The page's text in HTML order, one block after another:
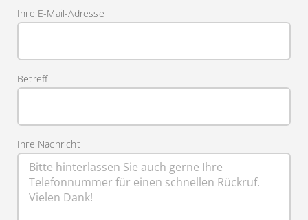
Ihre E-Mail-Adresse
Betreff
Ihre Nachricht